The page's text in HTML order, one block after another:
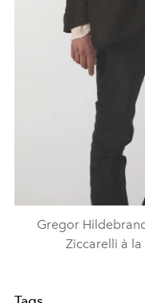
Gregor
Ziccarelli à